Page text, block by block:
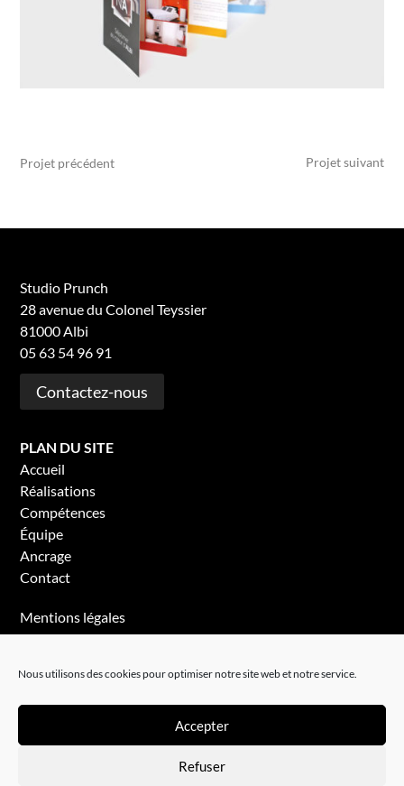
Nous utilisons des cookies pour optimiser notre site web et notre service.
Accepter
Refuser
Projet précédent Projet suivant
Studio Prunch
28 avenue du Colonel Teyssier
81000 Albi
05 63 54 96 91
Contactez-nous
PLAN DU SITE
Accueil
Réalisations
Compétences
Équipe
Ancrage
Contact
Mentions légales
Politique de confidentialité